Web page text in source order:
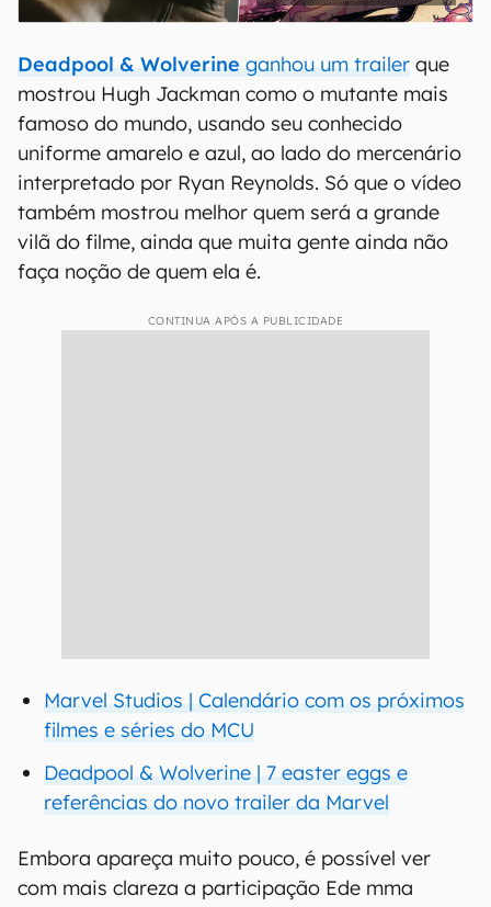
Deadpool & Wolverine ganhou um trailer que
mostrou Hugh Jackman como o mutante mais
famoso do mundo, usando seu conhecido
uniforme amarelo e azul, ao lado do mercenário
interpretado por Ryan Reynolds. Só que o vídeo
também mostrou melhor quem será a grande
vilã do filme, ainda que muita gente ainda não
faça noção de quem ela é.
CONTINUA APÓS A PUBLICIDADE
Marvel Studios | Calendário com os próximos
filmes e séries do MCU
Deadpool & Wolverine | 7 easter eggs e
referências do novo trailer da Marvel
Embora apareça muito pouco, é possível ver
com mais clareza a participação Ede mma